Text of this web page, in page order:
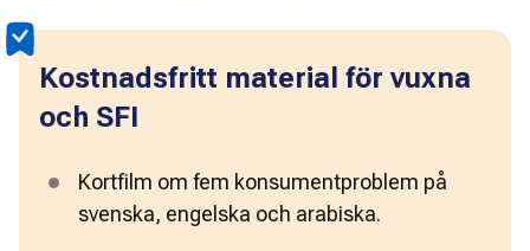
Kostnadsfritt material för vuxna
och SFI
Kortfilm om fem konsumentproblem på
svenska, engelska och arabiska.